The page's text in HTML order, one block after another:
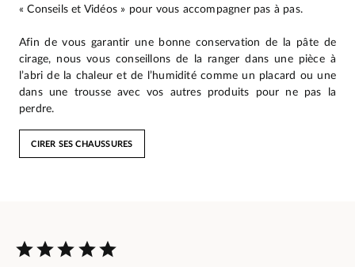
« Conseils et Vidéos » pour vous accompagner pas à pas.
Afin de vous garantir une bonne conservation de la pâte de
cirage, nous vous conseillons de la ranger dans une pièce à
l’abri de la chaleur et de l’humidité comme un placard ou une
dans une trousse avec vos autres produits pour ne pas la
perdre.
CIRER SES CHAUSSURES